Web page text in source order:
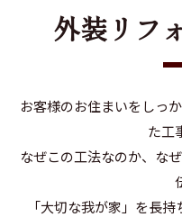
外装リフ
お客様のお住まいをしっ
た工
なぜこの工法なのか、な
「大切な我が家」を長